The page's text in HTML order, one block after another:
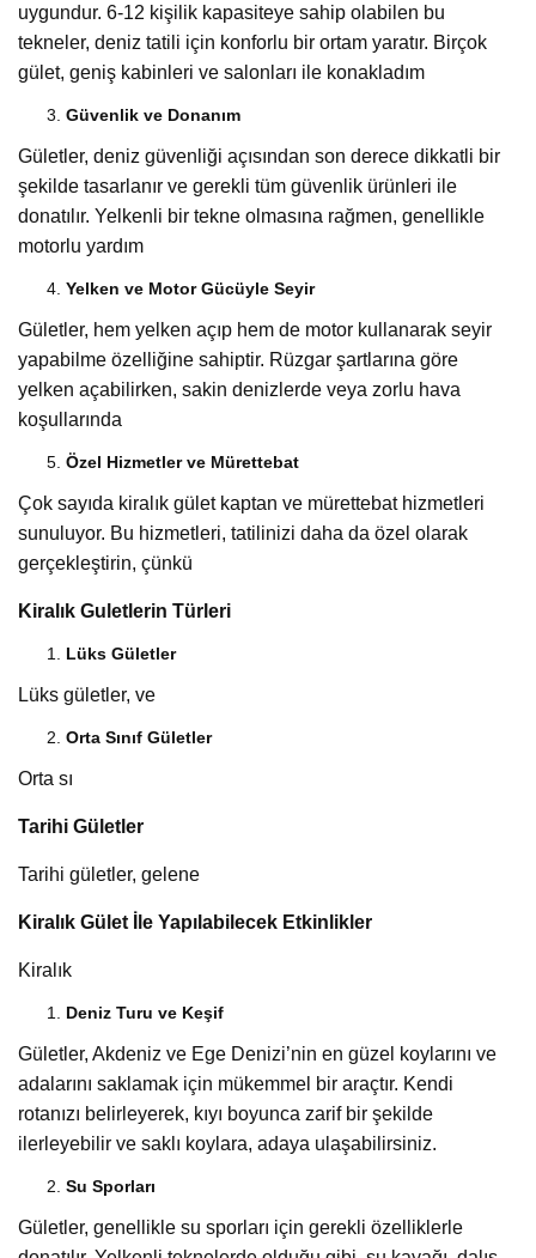
uygundur. 6-12 kişilik kapasiteye sahip olabilen bu
tekneler, deniz tatili için konforlu bir ortam yaratır. Birçok
gület, geniş kabinleri ve salonları ile konakladım
Güvenlik ve Donanım
Gületler, deniz güvenliği açısından son derece dikkatli bir
şekilde tasarlanır ve gerekli tüm güvenlik ürünleri ile
donatılır. Yelkenli bir tekne olmasına rağmen, genellikle
motorlu yardım
Yelken ve Motor Gücüyle Seyir
Gületler, hem yelken açıp hem de motor kullanarak seyir
yapabilme özelliğine sahiptir. Rüzgar şartlarına göre
yelken açabilirken, sakin denizlerde veya zorlu hava
koşullarında
Özel Hizmetler ve Mürettebat
Çok sayıda kiralık gület kaptan ve mürettebat hizmetleri
sunuluyor. Bu hizmetleri, tatilinizi daha da özel olarak
gerçekleştirin, çünkü
Kiralık Guletlerin Türleri
Lüks Gületler
Lüks gületler, ve
Orta Sınıf Gületler
Orta sı
Tarihi Gületler
Tarihi gületler, gelene
Kiralık Gület İle Yapılabilecek Etkinlikler
Kiralık
Deniz Turu ve Keşif
Gületler, Akdeniz ve Ege Denizi’nin en güzel koylarını ve
adalarını saklamak için mükemmel bir araçtır. Kendi
rotanızı belirleyerek, kıyı boyunca zarif bir şekilde
ilerleyebilir ve saklı koylara, adaya ulaşabilirsiniz.
Su Sporları
Gületler, genellikle su sporları için gerekli özelliklerle